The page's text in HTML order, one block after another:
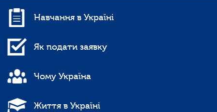
Навчання в Україні
Як подати заявку
Чому Україна
Життя в Україні